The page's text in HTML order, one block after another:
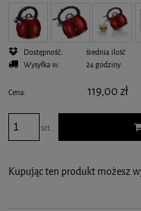
Dostępność:
średnia ilość
Wysyłka w:
24 godziny
Cena: 119,00 zł
szt.
Kupując ten produkt możesz